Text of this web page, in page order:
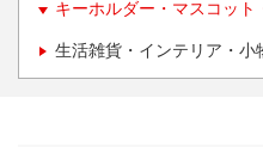
キーホルダー・マスコット
生活雑貨・インテリア・小